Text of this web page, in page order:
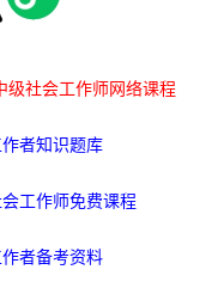
级社会工作师网络课程
者知识题库
工作师免费课程
者备考资料